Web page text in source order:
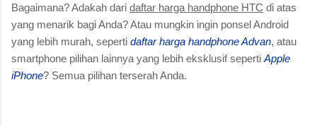
Bagaimana? Adakah dari daftar harga handphone HTC di atas
yang menarik bagi Anda? Atau mungkin ingin ponsel Android
yang lebih murah, seperti daftar harga handphone Advan, atau
smartphone pilihan lainnya yang lebih eksklusif seperti Apple
iPhone? Semua pilihan terserah Anda.